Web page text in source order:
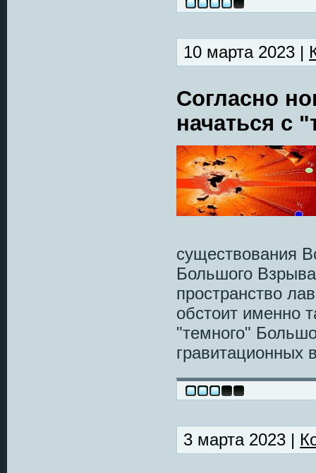
10 марта 2023 |
Согласно
начаться с
существования
Большого
пространство
обстоит именно
"темного"
гравитационных
3 марта 2023 |